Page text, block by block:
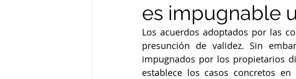
es impugnable
Los acuerdos adoptados por las
presunción de validez. Sin
impugnados por los propietarios
establece los casos concretos